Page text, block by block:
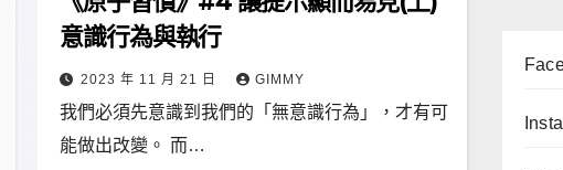
意識行為與執行
2023 年 11 月 21 日 GIMMY
我們必須先意識到我們的「無意識行為」，才有可
能做出改變。 而…